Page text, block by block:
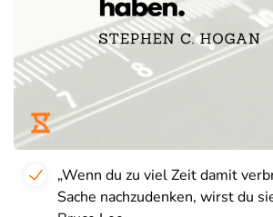
„Wenn du zu viel Zeit damit
Sache nachzudenken, wirst du